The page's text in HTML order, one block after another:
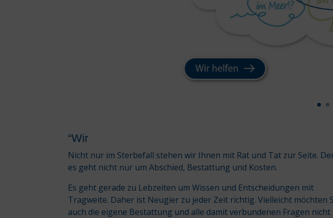
“Wir
Nicht nur im Sterbefall stehen wir Ihnen mit Rat und Tat zur Seite.
es geht nicht nur um Abschied, Bestattung und Kosten.
Es geht gerade zu Lebzeiten um Wissen und Entscheidungen mit
Tragweite. Daher ist Neugier zu jeder Zeit richtig. Vielleicht möchten
auch die eigene Bestattung und alle damit verbundenen Fragen nicht